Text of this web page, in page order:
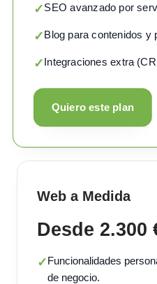
✓SEO avanzado por
✓Blog para contenidos y
✓Integraciones extra
Quiero este plan
Web a Medida
Desde 2.300
✓Funcionalidades
de negocio.